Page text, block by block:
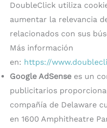
DoubleClick utiliza
aumentar la relevancia
relacionados con sus
Más información
en: https://
Google AdSense es un
publicitarios
compañía de Delaware
en 1600 Amphitheatre